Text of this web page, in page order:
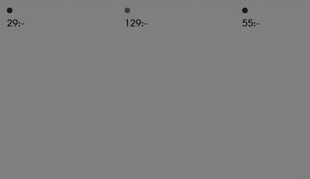
13cm
29:- 129:-
15cm
55:-